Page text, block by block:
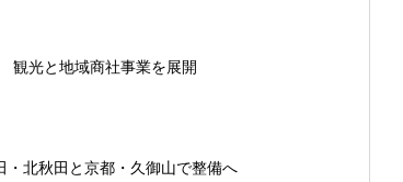
観光と地域商社事業を展開
北秋田と京都・久御山で整備へ